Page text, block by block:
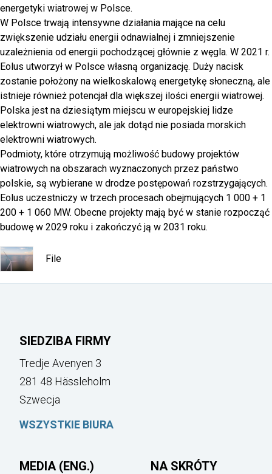
energetyki wiatrowej w Polsce.
W Polsce trwają intensywne działania mające na celu
zwiększenie udziału energii odnawialnej i zmniejszenie
uzależnienia od energii pochodzącej głównie z węgla. W 2021 r.
Eolus utworzył w Polsce własną organizację. Duży nacisk
zostanie położony na wielkoskalową energetykę słoneczną, ale
istnieje również potencjał dla większej ilości energii wiatrowej.
Polska jest na dziesiątym miejscu w europejskiej lidze
elektrowni wiatrowych, ale jak dotąd nie posiada morskich
elektrowni wiatrowych.
Podmioty, które otrzymują możliwość budowy projektów
wiatrowych na obszarach wyznaczonych przez państwo
polskie, są wybierane w drodze postępowań rozstrzygających.
Eolus uczestniczy w trzech procesach obejmujących 1 000 + 1
200 + 1 060 MW. Obecne projekty mają być w stanie rozpocząć
budowę w 2029 roku i zakończyć ją w 2031 roku.
File
SIEDZIBA FIRMY
Tredje Avenyen 3
281 48 Hässleholm
Szwecja
WSZYSTKIE BIURA
MEDIA (ENG.) NA SKRÓTY